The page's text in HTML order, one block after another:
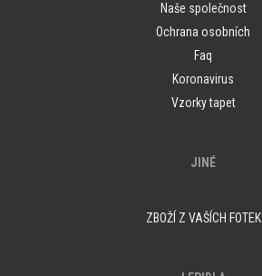
Naše společnost
Ochrana osobních
Faq
Koronavirus
Vzorky tapet
JINÉ
ZBOŽÍ Z VAŠÍCH FOTEK